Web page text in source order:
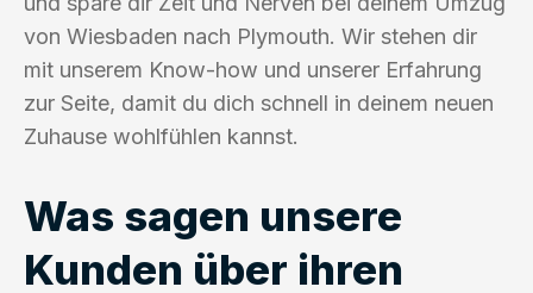
von Wiesbaden nach Plymouth. Wir stehen dir
mit unserem Know-how und unserer Erfahrung
zur Seite, damit du dich schnell in deinem neuen
Zuhause wohlfühlen kannst.
Was sagen unsere
Kunden über ihren